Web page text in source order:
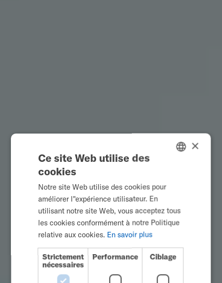
SWEDISH
DUTCH
GERMAN
DANISH
NORWEGIAN
×
Ce site Web utilise des
cookies
Notre site Web utilise des cookies pour
améliorer l"expérience utilisateur. En
utilisant notre site Web, vous acceptez tous
les cookies conformément à notre Politique
relative aux cookies. En savoir plus
Strictement
nécessaires
Performance Ciblage